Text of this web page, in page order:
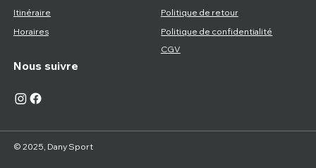
Itinéraire
Nous suivre
© 2025, Dany Sport
Horaires
Politique de retour
Politique de confidentialité
CGV